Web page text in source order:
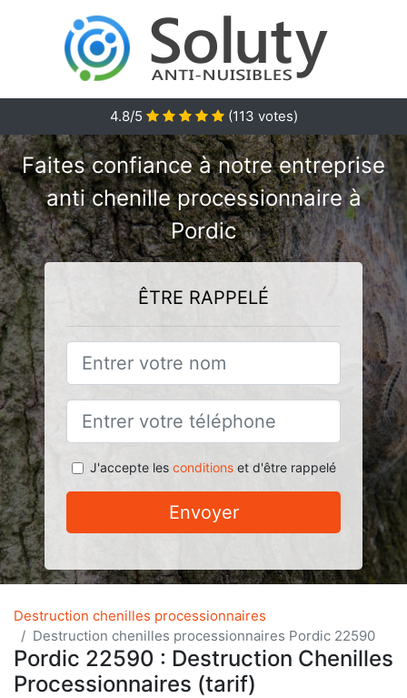
4.8/5 (113 votes)
Faites confiance à notre entreprise
anti chenille processionnaire à
Pordic
ÊTRE RAPPELÉ
J'accepte les conditionset d'être rappelé
Envoyer
Destruction chenilles processionnaires
Destruction chenilles processionnaires Pordic 22590
Pordic 22590 : Destruction Chenilles
Processionnaires (tarif)